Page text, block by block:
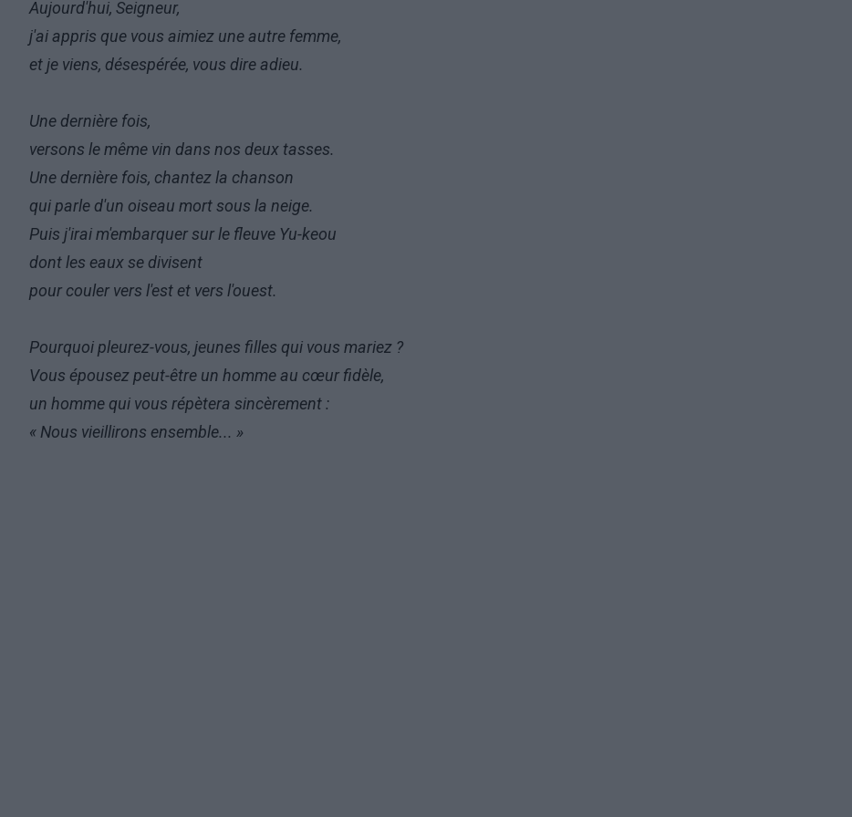
Aujourd'hui, Seigneur,
j'ai appris que vous aimiez une autre femme,
et je viens, désespérée, vous dire adieu.
Une dernière fois,
versons le même vin dans nos deux tasses.
Une dernière fois, chantez la chanson
qui parle d'un oiseau mort sous la neige.
Puis j'irai m'embarquer sur le fleuve Yu-keou
dont les eaux se divisent
pour couler vers l'est et vers l'ouest.
Pourquoi pleurez-vous, jeunes filles qui vous mariez ?
Vous épousez peut-être un homme au cœur fidèle,
un homme qui vous répètera sincèrement :
« Nous vieillirons ensemble... »